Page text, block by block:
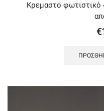
Κρεμαστό
€